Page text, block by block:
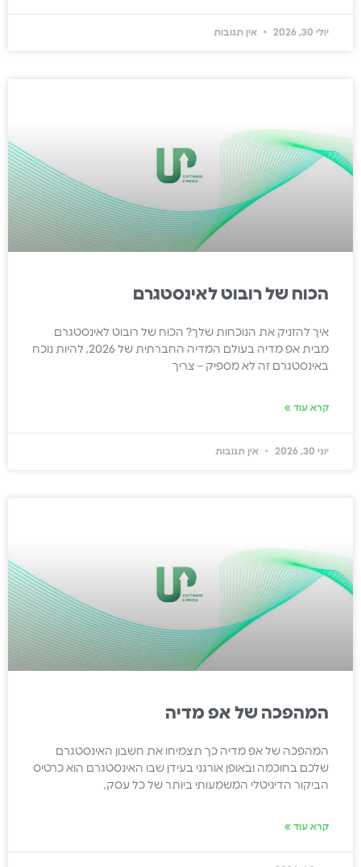
יולי 30, 2026 אין תגובות
הכוח של רובוט לאינסטגרם
איך להזניק את הנוכחות שלך? הכוח של רובוט לאינסטגרם
מבית אפ מדיה בעולם המדיה החברתית של 2026, להיות נוכח
באינסטגרם זה לא מספיק – צריך
קרא עוד »
יוני 30, 2026 אין תגובות
המהפכה של אפ מדיה
המהפכה של אפ מדיה כך תצמיחו את חשבון האינסטגרם
שלכם בחוכמה ובאופן אורגני בעידן שבו האינסטגרם הוא כרטיס
הביקור הדיגיטלי המשמעותי ביותר של כל עסק,
קרא עוד »